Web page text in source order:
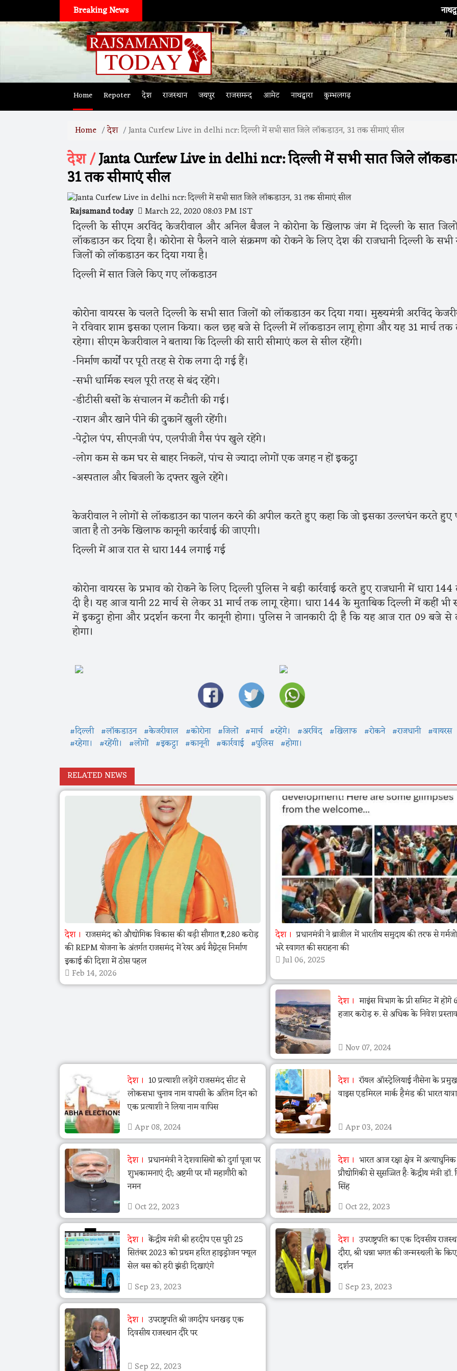
Breaking News ।
Home Repoter देश राजस्थान जयपुर राजसमन्द आमेट नाथद्वारा कुम्भलगढ़
Home देश Janta Curfew Live in delhi ncr: दिल्ली में सभी सात जिले लॉकडाउन, 31 तक सीमाएं सील
देश /Janta Curfew Live in delhi ncr: दिल्ली में सभी सात जिले
31 तक सीमाएं सील
Rajsamand today March 22, 2020 08:03 PM IST
दिल्ली के सीएम अरविंद केजरीवाल और अनिल बैजल ने कोरोना के खिलाफ जंग में दिल्ली के सात
लॉकडाउन कर दिया है। कोरोना से फैलने वाले संक्रमण को रोकने के लिए देश की राजधानी दिल्ली के सभी
जिलों को लॉकडाउन कर दिया गया है।
दिल्ली में सात जिले किए गए लॉकडाउन
कोरोना वायरस के चलते दिल्ली के सभी सात जिलों को लॉकडाउन कर दिया गया। मुख्यमंत्री अरविंद
ने रविवार शाम इसका एलान किया। कल छह बजे से दिल्ली में लॉकडाउन लागू होगा और यह 31 मार्च तक
रहेगा। सीएम केजरीवाल ने बताया कि दिल्ली की सारी सीमाएं कल से सील रहेंगी।
-निर्माण कार्यों पर पूरी तरह से रोक लगा दी गई हैं।
-सभी धार्मिक स्थल पूरी तरह से बंद रहेंगे।
-डीटीसी बसों के संचालन में कटौती की गई।
-राशन और खाने पीने की दुकानें खुली रहेंगी।
-पेट्रोल पंप, सीएनजी पंप, एलपीजी गैस पंप खुले रहेंगे।
-लोग कम से कम घर से बाहर निकलें, पांच से ज्यादा लोगों एक जगह न हों इकट्ठा
-अस्पताल और बिजली के दफ्तर खुले रहेंगे।
केजरीवाल ने लोगों से लॉकडाउन का पालन करने की अपील करते हुए कहा कि जो इसका उल्लघंन करते हुए
जाता है तो उनके खिलाफ कानूनी कार्रवाई की जाएगी।
दिल्ली में आज रात से धारा 144 लगाई गई
कोरोना वायरस के प्रभाव को रोकने के लिए दिल्ली पुलिस ने बड़ी कार्रवाई करते हुए राजधानी में धारा
दी है। यह आज यानी 22 मार्च से लेकर 31 मार्च तक लागू रहेगा। धारा 144 के मुताबिक दिल्ली में कहीं
में इकट्ठा होना और प्रदर्शन करना गैर कानूनी होगा। पुलिस ने जानकारी दी है कि यह आज रात 09 बजे से
होगा।
#दिल्ली #लॉकडाउन #केजरीवाल #कोरोना #जिलों #मार्च #रहेंगे। #अरविंद #खिलाफ #रोकने #राजधानी #वायरस
#रहेगा।
#रहेंगी। #लोगों #इकट्ठा #कानूनी #कार्रवाई #पुलिस #होगा।
RELATED NEWS
देश
राजसमंद को औद्योगिक विकास की बड़ी सौगात ₹7,280 करोड़
की REPM योजना के अंतर्गत राजसमंद में रेयर अर्थ मैग्नेट्स निर्माण
इकाई की दिशा में ठोस पहल
Feb 14, 2026
देश
प्रधानमंत्री ने ब्राजील में भारतीय समुदाय की तरफ से
भरे स्वागत की सराहना की
Jul 06, 2025
देश
माइंस विभाग के प्री समिट में होंगे
हजार करोड़ रु. से अधिक के निवेश
Nov 07, 2024
देश
10 प्रत्याशी लड़ेंगे राजसमंद सीट से
लोकसभा चुनाव नाम वापसी के अंतिम दिन को
एक प्रत्याशी ने लिया नाम वापिस
Apr 08, 2024
देश
रॉयल ऑस्ट्रेलियाई नौसेना के प्रमुख
वाइस एडमिरल मार्क हैमंड की भारत यात्रा
Apr 03, 2024
देश
प्रधानमंत्री ने देशवासियों को दुर्गा पूजा पर
शुभकामनाएं दी; अष्टमी पर माँ महागौरी को
नमन
Oct 22, 2023
देश
भारत आज रक्षा क्षेत्र में अत्याधुनिक
प्रौद्योगिकी से सुसज्जित हैः केंद्रीय मंत्री डॉ.
सिंह
Oct 22, 2023
देश
केंद्रीय मंत्री श्री हरदीप एस पुरी 25
सितंबर 2023 को प्रथम हरित हाइड्रोजन फ्यूल
सेल बस को हरी झंडी दिखाएंगे
Sep 23, 2023
देश
उपराष्ट्रपति का एक दिवसीय
दौरा, श्री धन्ना भगत की जन्मस्थली के किए
दर्शन
Sep 23, 2023
देश
उपराष्ट्रपति श्री जगदीप धनखड़ एक
दिवसीय राजस्थान दौरे पर
Sep 22, 2023